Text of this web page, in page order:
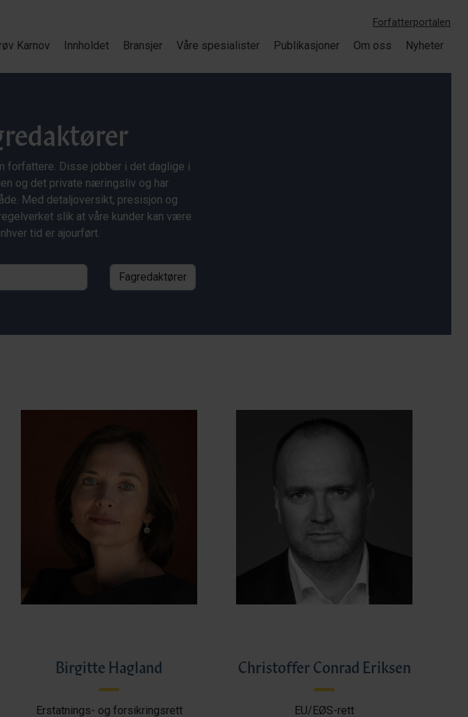
Forfatterportalen
Karnov Innholdet Bransjer Våre spesialister Publikasjoner Om oss Nyheter
forfattere. Disse jobber i det daglige i
og det private næringsliv og har
Med detaljoversikt, presisjon og
slik at våre kunder kan være
tid er ajourført.
Birgitte Hagland
Erstatnings- og forsikringsrett
Christoffer Conrad Eriksen
EU/EØS-rett